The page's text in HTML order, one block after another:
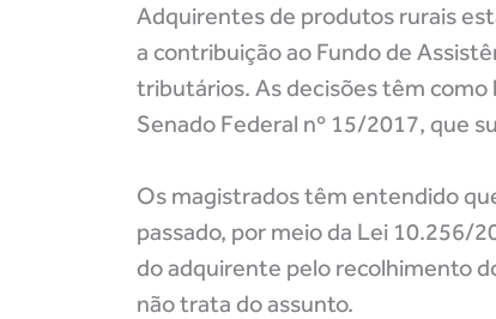
Adquirentes de produtos rurais
a contribuição ao Fundo de
tributários. As decisões têm como
Senado Federal nº 15/2017, que
Os magistrados têm entendido
passado, por meio da Lei 10.256/
do adquirente pelo recolhimento
não trata do assunto.